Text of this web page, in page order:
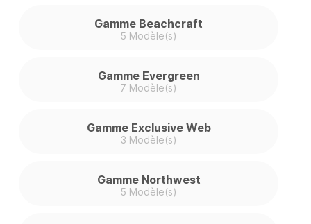
Gamme Beachcraft
5 Modèle(s)
Gamme Evergreen
7 Modèle(s)
Gamme Exclusive Web
3 Modèle(s)
Gamme Northwest
5 Modèle(s)